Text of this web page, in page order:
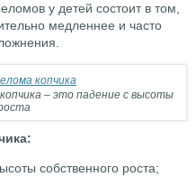
у детей состоит в том,
медленнее и часто
– это падение с высоты
собственного роста;